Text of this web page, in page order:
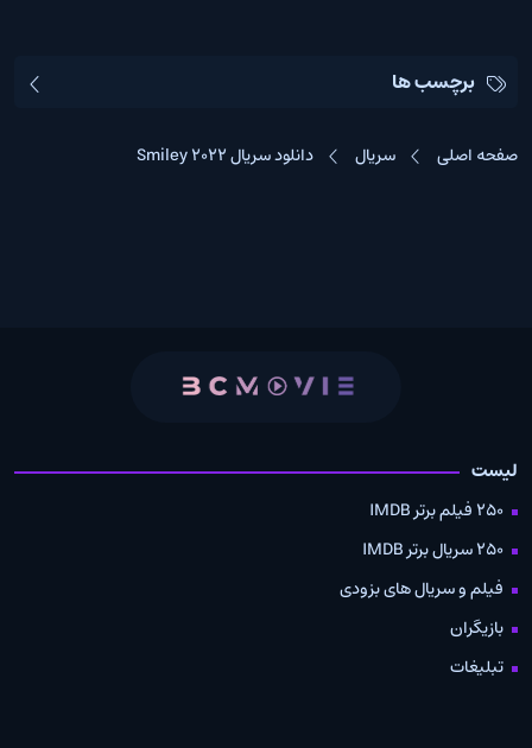
برچسب ها
صفحه اصلی سریال دانلود سریال Smiley 2022
لیست
250 فیلم برتر IMDB
250 سریال برتر IMDB
فیلم و سریال های بزودی
بازیگران
تبلیغات